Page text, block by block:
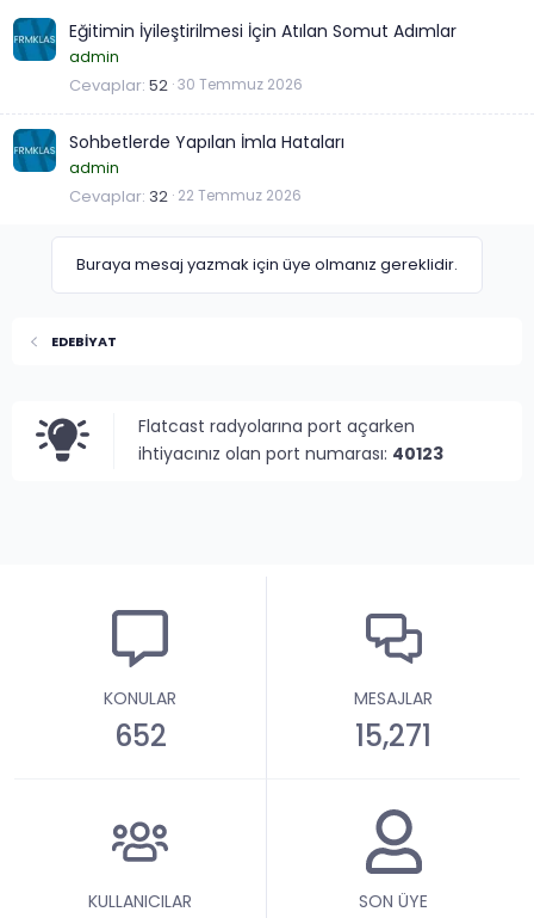
Eğitimin İyileştirilmesi İçin Atılan Somut Adımlar
admin
Cevaplar 52 30 Temmuz 2026
Sohbetlerde Yapılan İmla Hataları
admin
Cevaplar 32 22 Temmuz 2026
Buraya mesaj yazmak için üye olmanız gereklidir.
EDEBİYAT
Flatcast radyolarına port açarken
ihtiyacınız olan port numarası: 40123
KONULAR
652
MESAJLAR
15,271
KULLANICILAR SON ÜYE